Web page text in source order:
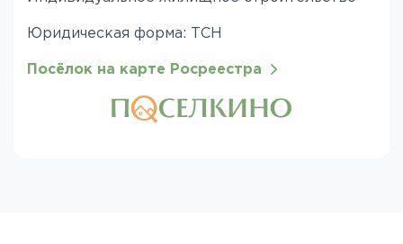
Юридическая форма: ТСН
Посёлок на карте Росреестра